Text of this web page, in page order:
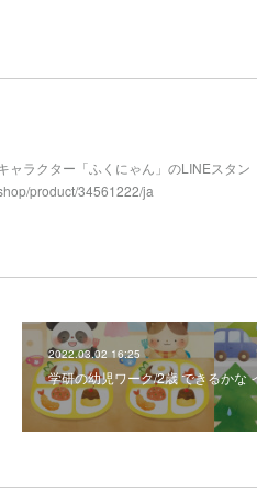
ャラクター「ふくにゃん」のLINEスタン
product/34561222/ja
2022.03.02 16:25
学研の幼児ワーク/2歳 できるかな